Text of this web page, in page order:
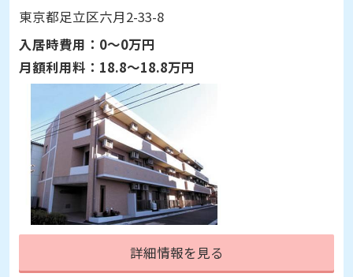
見学予約
グループホーム
グループホーム 竹
東京都足立区六月2-33-8
0～0万円